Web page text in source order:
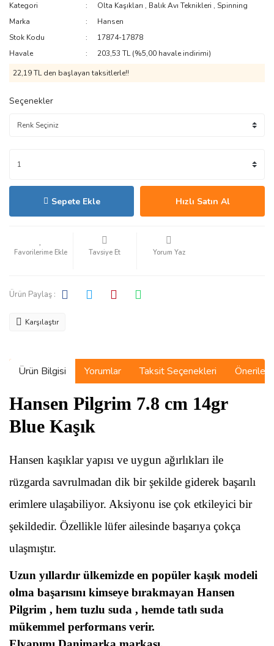
Kategori Olta Kaşıkları , Balık Avı Teknikleri ,Spinning
Marka
Hansen
Stok Kodu
17874-17878
Havale
203,53 TL (%5,00 havale indirimi)
22,19 TL den başlayan taksitlerle!!
Seçenekler
Sepete Ekle Hızlı Satın Al
Tavsiye Et Yorum Yaz
Ürün Paylaş :
Karşılaştır
Ürün Bilgisi Yorumlar Taksit Seçenekleri
Hansen Pilgrim 7.8 cm 14gr
Blue Kaşık
Hansen kaşıklar yapısı ve uygun ağırlıkları ile
rüzgarda savrulmadan dik bir şekilde giderek başarılı
erimlere ulaşabiliyor. Aksiyonu ise çok etkileyici bir
şekildedir. Özellikle lüfer ailesinde başarıya çokça
ulaşmıştır.
Uzun yıllardır ülkemizde en popüler kaşık modeli
olma başarısını kimseye bırakmayan Hansen
Pilgrim , hem tuzlu suda , hemde tatlı suda
mükemmel performans verir.